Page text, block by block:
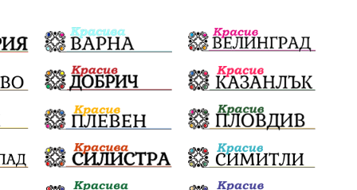
София Софийски общински съвет
катастрофа Любов
съвет Величие
Образование Борисов